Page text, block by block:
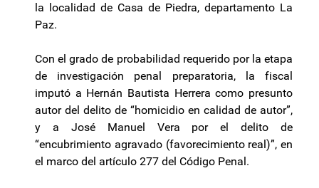
la localidad de Casa de Piedra, departamento La
Paz.
Con el grado de probabilidad requerido por la etapa
de investigación penal preparatoria, la fiscal
imputó a Hernán Bautista Herrera como presunto
autor del delito de “homicidio en calidad de autor”,
y a José Manuel Vera por el delito de
“encubrimiento agravado (favorecimiento real)”, en
el marco del artículo 277 del Código Penal.